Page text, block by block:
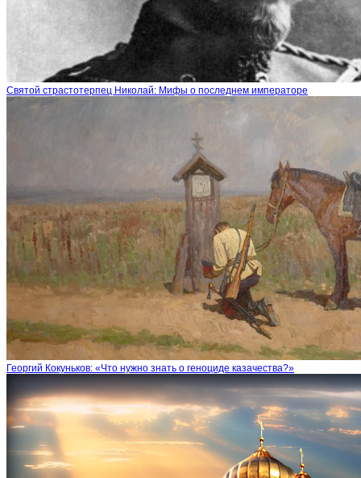
Святой страстотерпец Николай: Мифы о последнем императоре
Георгий Кокуньков: «Что нужно знать о геноциде казачества?»